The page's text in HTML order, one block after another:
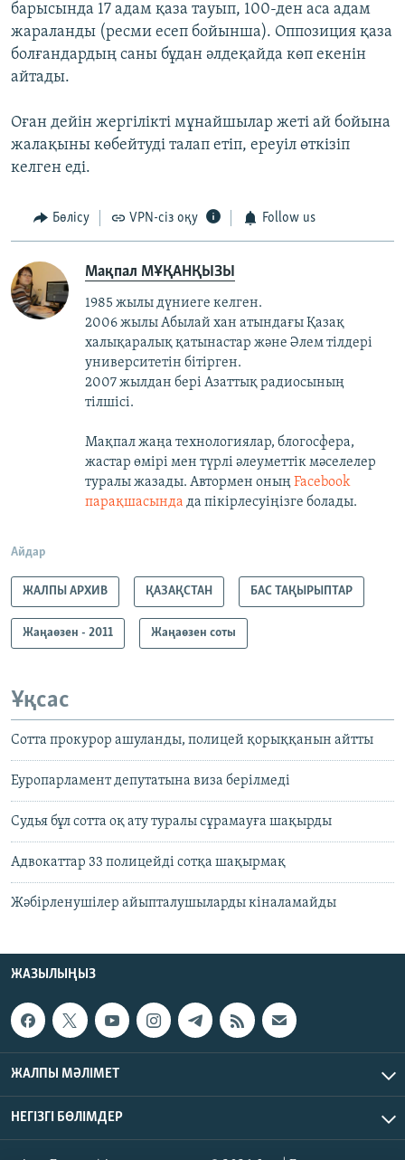
барысында 17 адам қаза тауып, 100-ден аса адам
жараланды (ресми есеп бойынша). Оппозиция қаза
болғандардың саны бұдан әлдеқайда көп екенін
айтады.
Оған дейін жергілікті мұнайшылар жеті ай бойына
жалақыны көбейтуді талап етіп, ереуіл өткізіп
келген еді.
Бөлісу VPN-сіз оқу Follow us
Мақпал МҰҚАНҚЫЗЫ
1985 жылы дүниеге келген.
2006 жылы Абылай хан атындағы Қазақ
халықаралық қатынастар және Әлем тілдері
университетін бітірген.
2007 жылдан бері Азаттық радиосының
тілшісі.
Мақпал жаңа технологиялар, блогосфера,
жастар өмірі мен түрлі әлеуметтік мәселелер
туралы жазады. Автормен оныңFacebook
парақшасында да пікірлесуіңізге болады.
Айдар
ЖАЛПЫ АРХИВ ҚАЗАҚСТАН БАС ТАҚЫРЫПТАР
Жаңаөзен - 2011 Жаңаөзен соты
Ұқсас
Сотта прокурор ашуланды, полицей қорыққанын айтты
Еуропарламент депутатына виза берілмеді
Судья бұл сотта оқ ату туралы сұрамауға шақырды
Адвокаттар 33 полицейді сотқа шақырмақ
Жәбірленушілер айыпталушыларды кіналамайды
ЖАЗЫЛЫҢЫЗ
ЖАЛПЫ МӘЛІМЕТ
НЕГІЗГІ БӨЛІМДЕР